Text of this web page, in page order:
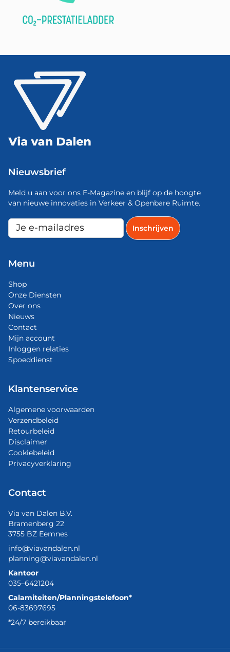
Nieuwsbrief
Meld u aan voor ons E-Magazine en blijf op de hoogte
van nieuwe innovaties in Verkeer & Openbare Ruimte.
Menu
Shop
Onze Diensten
Over ons
Nieuws
Contact
Mijn account
Inloggen relaties
Spoeddienst
Klantenservice
Algemene voorwaarden
Verzendbeleid
Retourbeleid
Disclaimer
Cookiebeleid
Privacyverklaring
Contact
Via van Dalen B.V.
Bramenberg 22
3755 BZ Eemnes
info@viavandalen.nl
planning@viavandalen.nl
Kantoor
035–6421204
Calamiteiten/Planningstelefoon*
06-83697695
*24/7 bereikbaar